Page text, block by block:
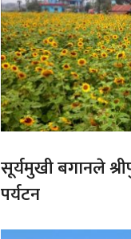
सूर्यमुखी बगानले
पर्यटन